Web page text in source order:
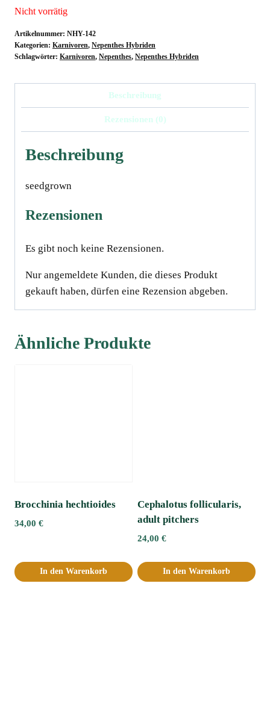
Nicht vorrätig
Artikelnummer: NHY-142
Kategorien: Karnivoren, Nepenthes Hybriden
Schlagwörter: Karnivoren, Nepenthes, Nepenthes Hybriden
Beschreibung
Rezensionen (0)
Beschreibung
seedgrown
Rezensionen
Es gibt noch keine Rezensionen.
Nur angemeldete Kunden, die dieses Produkt
gekauft haben, dürfen eine Rezension abgeben.
Ähnliche Produkte
Brocchinia hechtioides
34,00 €
In den Warenkorb
Cephalotus follicularis,
adult pitchers
24,00 €
In den Warenkorb